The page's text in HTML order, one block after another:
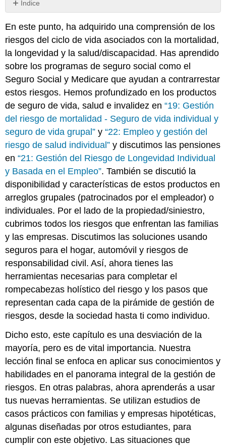
Índice
Pérdidas
pagadas
a
hipotéticas
de
víctimas
Pérdidas
pagadas
a
un
negocio
hipotético
Importancia
de
los
casos
de
En este punto, ha adquirido una comprensión de los
riesgos del ciclo de vida asociados con la mortalidad,
la longevidad y la salud/discapacidad. Has aprendido
sobre los programas de seguro social como el
Seguro Social y Medicare que ayudan a contrarrestar
estos riesgos. Hemos profundizado en los productos
de seguro de vida, salud e invalidez en“19: Gestión
del riesgo de mortalidad - Seguro de vida individual y
seguro de vida grupal” y “22: Empleo y gestión del
riesgo de salud individual” y discutimos las pensiones
en“21: Gestión del Riesgo de Longevidad Individual
y Basada en el Empleo”. También se discutió la
disponibilidad y características de estos productos en
arreglos grupales (patrocinados por el empleador) o
individuales. Por el lado de la propiedad/siniestro,
cubrimos todos los riesgos que enfrentan las familias
y las empresas. Discutimos las soluciones usando
seguros para el hogar, automóvil y riesgos de
responsabilidad civil. Así, ahora tienes las
herramientas necesarias para completar el
rompecabezas holístico del riesgo y los pasos que
representan cada capa de la pirámide de gestión de
riesgos, desde la sociedad hasta ti como individuo.
Dicho esto, este capítulo es una desviación de la
mayoría, pero es de vital importancia. Nuestra
lección final se enfoca en aplicar sus conocimientos y
habilidades en el panorama integral de la gestión de
riesgos. En otras palabras, ahora aprenderás a usar
tus nuevas herramientas. Se utilizan estudios de
casos prácticos con familias y empresas hipotéticas,
algunas diseñadas por otros estudiantes, para
cumplir con este objetivo. Las situaciones que